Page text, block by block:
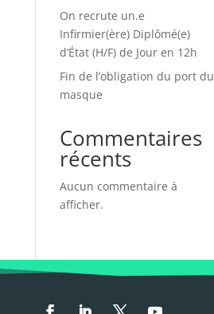
On recrute un.e
Infirmier(ère) Diplômé(e)
d’État (H/F) de Jour en 12h
Fin de l’obligation du port du
masque
Commentaires
récents
Aucun commentaire à
afficher.